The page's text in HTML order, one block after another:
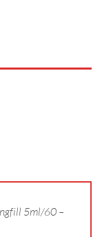
5ml/60 –